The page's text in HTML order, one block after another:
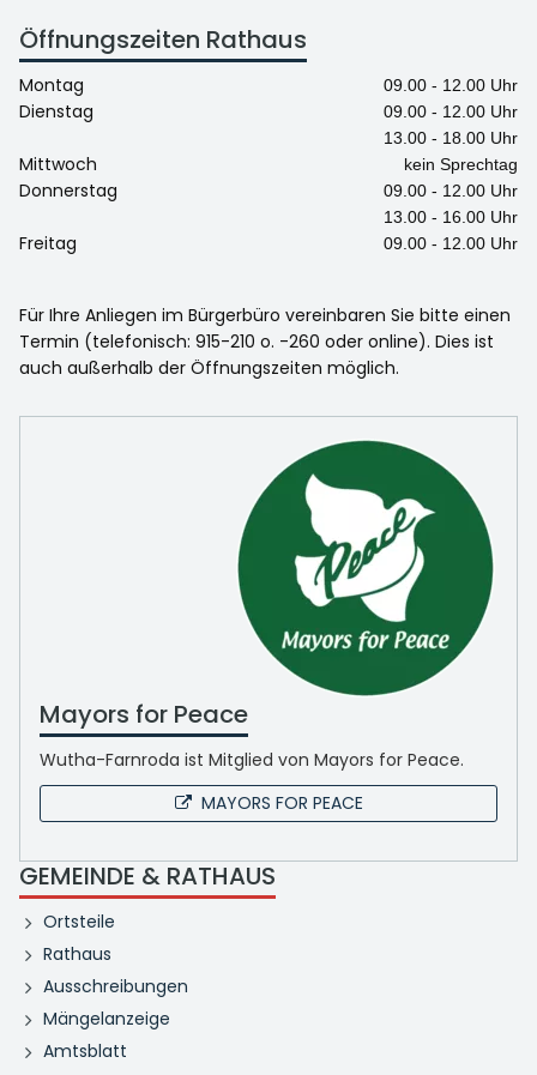
Öffnungszeiten Rathaus
Montag 09.00 - 12.00 Uhr
Dienstag
09.00 - 12.00 Uhr
13.00 - 18.00 Uhr
Mittwoch kein Sprechtag
Donnerstag
09.00 - 12.00 Uhr
13.00 - 16.00 Uhr
Freitag 09.00 - 12.00 Uhr
Für Ihre Anliegen im Bürgerbüro vereinbaren Sie bitte einen
Termin (telefonisch: 915-210 o. -260 oder online). Dies ist
auch außerhalb der Öffnungszeiten möglich.
Mayors for Peace
Wutha-Farnroda ist Mitglied von Mayors for Peace.
MAYORS FOR PEACE
GEMEINDE & RATHAUS
Ortsteile
Rathaus
Ausschreibungen
Mängelanzeige
Amtsblatt